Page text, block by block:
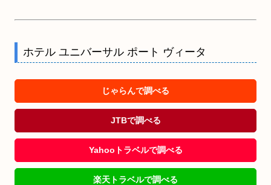
ホテル ユニバーサル ポート ヴィータ
じゃらんで調べる
JTBで調べる
Yahooトラベルで調べる
楽天トラベルで調べる